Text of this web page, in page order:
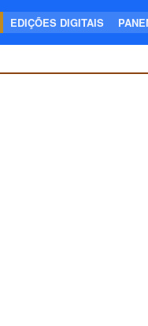
EDIÇÕES DIGITAIS